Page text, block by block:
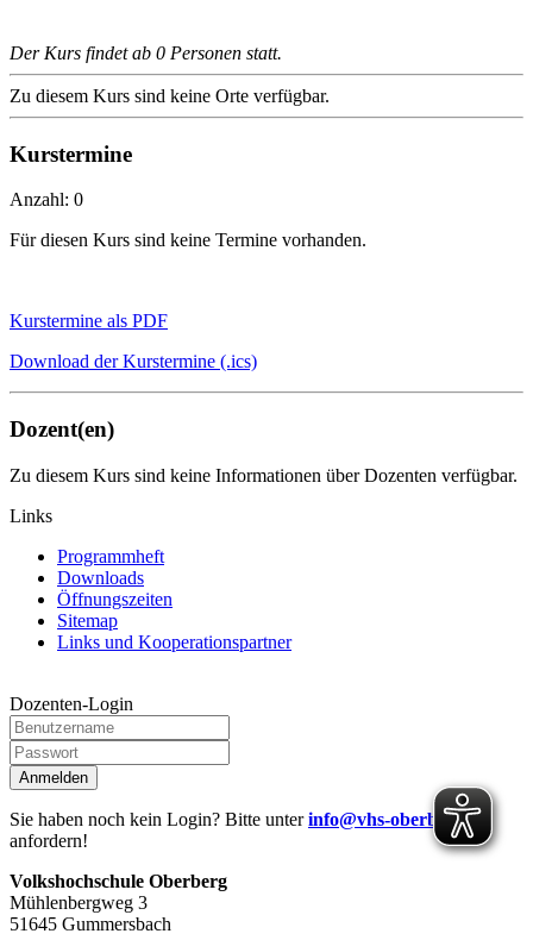
Der Kurs findet ab 0 Personen statt.
Zu diesem Kurs sind keine Orte verfügbar.
Kurstermine
Anzahl: 0
Für diesen Kurs sind keine Termine vorhanden.
Kurstermine als PDF
Download der Kurstermine (.ics)
Dozent(en)
Zu diesem Kurs sind keine Informationen über Dozenten verfügbar.
Links
Programmheft
Downloads
Öffnungszeiten
Sitemap
Links und Kooperationspartner
Dozenten-Login
Anmelden
Sie haben noch kein Login? Bitte unterinfo@vhs-oberberg.de
anfordern!
Volkshochschule Oberberg
Mühlenbergweg 3
51645 Gummersbach